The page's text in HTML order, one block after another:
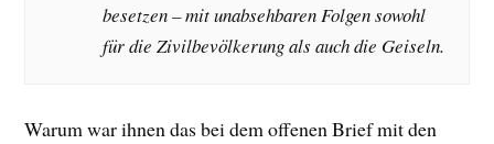
besetzen – mit unabsehbaren Folgen sowohl
für die Zivilbevölkerung als auch die Geiseln.
Warum war ihnen das bei dem offenen Brief mit den